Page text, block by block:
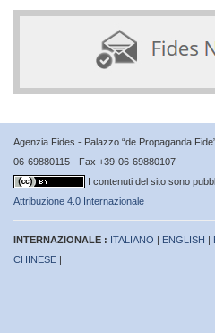
Agenzia Fides - Palazzo “de Propaganda
06-69880115 - Fax +39-06-69880107
I contenuti del sito sono
Attribuzione 4.0 Internazionale
INTERNAZIONALE : ITALIANO | ENGLISH |
CHINESE |